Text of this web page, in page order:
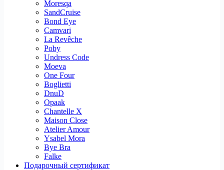
Moresqa
SandCruise
Bond Eye
Camvari
La Revêche
Poby
Undress Code
Moeva
One Four
Boglietti
DnuD
Opaak
Chantelle X
Maison Close
Atelier Amour
Ysabel Mora
Bye Bra
Falke
Подарочный сертификат